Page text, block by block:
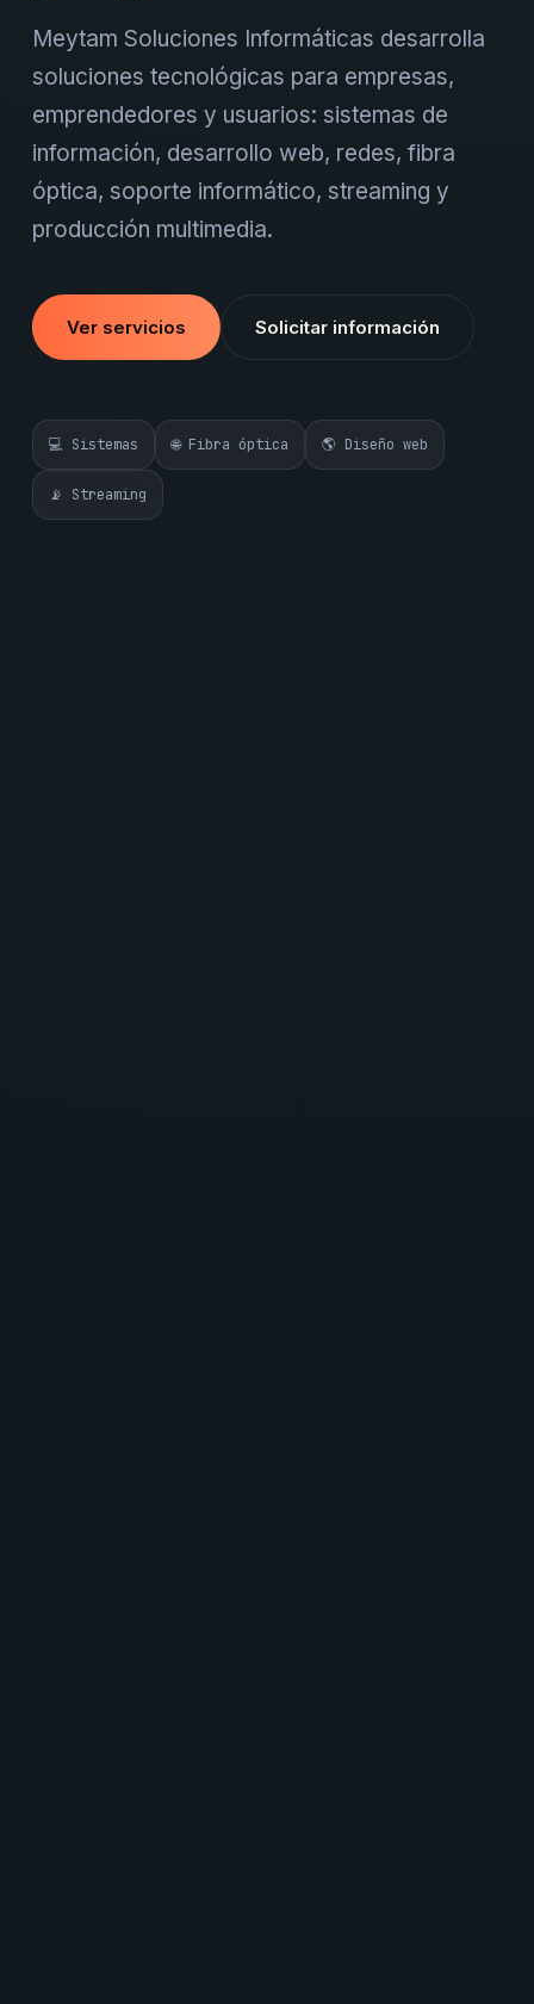
Meytam Soluciones Informáticas desarrolla
soluciones tecnológicas para empresas,
emprendedores y usuarios: sistemas de
información, desarrollo web, redes, fibra
óptica, soporte informático, streaming y
producción multimedia.
Ver servicios Solicitar información
💻 Sistemas 🌐 Fibra óptica 🌎 Diseño web
📡 Streaming